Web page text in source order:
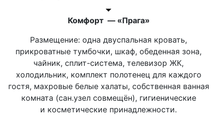
Комфорт — «Прага»
Размещение: одна двуспальная кровать,
прикроватные тумбочки, шкаф, обеденная зона,
чайник, сплит-система, телевизор ЖК,
холодильник, комплект полотенец для каждого
гостя, махровые белые халаты, собственная ванная
комната (сан.узел совмещён), гигиенические
и косметические принадлежности.